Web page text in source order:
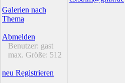
Galerien nach
Thema
Abmelden
Benutzer: gast
max. Größe: 512
neu Registrieren